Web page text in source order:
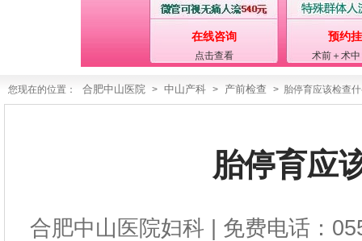
在线咨询
点击查看
预约
术前＋术
您现在的位置： 合肥中山医院 > 中山产科 > 产前检查 > 胎停育应该检查
胎停育应
合肥中山医院妇科 | 免费电话：